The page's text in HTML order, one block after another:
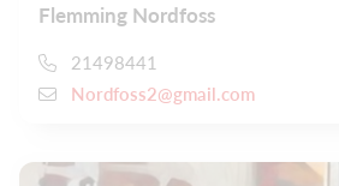
Flemming Nordfoss
21498441
Nordfoss2@gmail.com